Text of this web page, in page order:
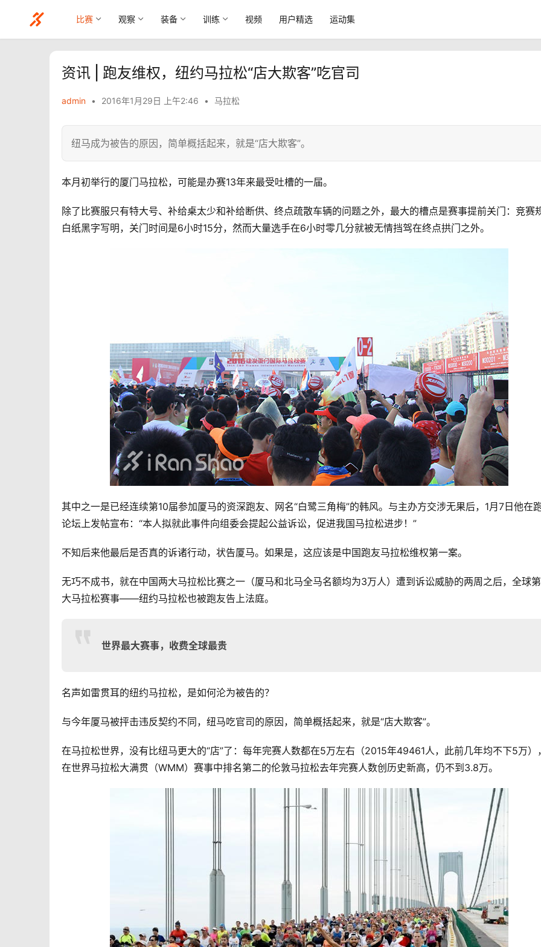
比赛 观察 装备 训练 视频 用户精选 运动集
资讯 | 跑友维权，纽约马拉松“店大欺客”吃官司
admin • 2016年1月29日 上午2:46 • 马拉松
纽马成为被告的原因，简单概括起来，就是“店大欺客”。
本月初举行的厦门马拉松，可能是办赛13年来最受吐槽的一届。
除了比赛服只有特大号、补给桌太少和补给断供、终点疏散车辆的问题之外，最大的槽点是赛事提前关门：竞赛
白纸黑字写明，关门时间是6小时15分，然而大量选手在6小时零几分就被无情挡驾在终点拱门之外。
其中之一是已经连续第10届参加厦马的资深跑友、网名“白鹭三角梅”的韩风。与主办方交涉无果后，1月7日他在
论坛上发帖宣布：“本人拟就此事件向组委会提起公益诉讼，促进我国马拉松进步！”
不知后来他最后是否真的诉诸行动，状告厦马。如果是，这应该是中国跑友马拉松维权第一案。
无巧不成书，就在中国两大马拉松比赛之一（厦马和北马全马名额均为3万人）遭到诉讼威胁的两周之后，全球
大马拉松赛事——纽约马拉松也被跑友告上法庭。
世界最大赛事，收费全球最贵
名声如雷贯耳的纽约马拉松，是如何沦为被告的？
与今年厦马被抨击违反契约不同，纽马吃官司的原因，简单概括起来，就是“店大欺客”。
在马拉松世界，没有比纽马更大的“店”了：每年完赛人数都在5万左右（2015年49461人，此前几年均不下5万）
在世界马拉松大满贯（WMM）赛事中排名第二的伦敦马拉松去年完赛人数创历史新高，仍不到3.8万。